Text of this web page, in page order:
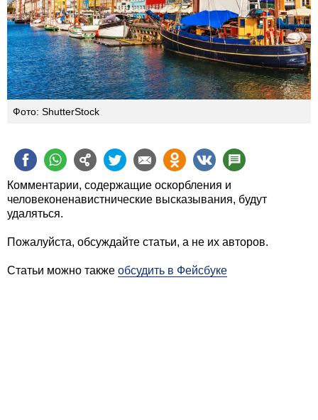
Фото: ShutterStock
Комментарии, содержащие оскорбления и
человеконенавистнические высказывания, будут
удаляться.
Пожалуйста, обсуждайте статьи, а не их авторов.
Статьи можно также обсудить в Фейсбуке